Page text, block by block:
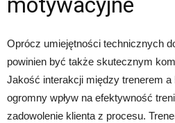
Oprócz umiejętności technicznych
powinien być także skutecznym
Jakość interakcji między trenerem
ogromny wpływ na efektywność
zadowolenie klienta z procesu.